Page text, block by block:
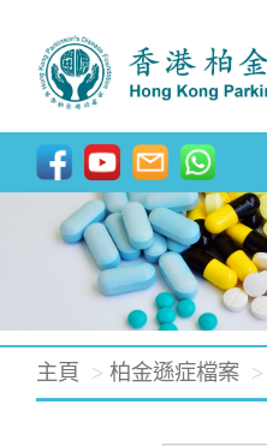
主頁 柏金遜症檔案